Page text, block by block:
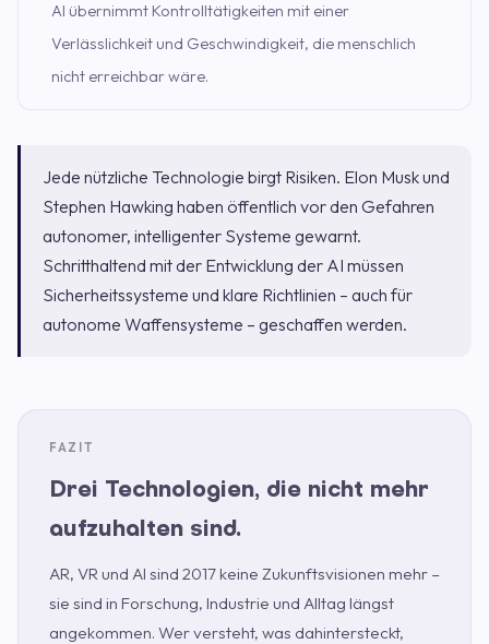
AI übernimmt Kontrolltätigkeiten mit einer
Verlässlichkeit und Geschwindigkeit, die menschlich
nicht erreichbar wäre.
Jede nützliche Technologie birgt Risiken. Elon Musk und
Stephen Hawking haben öffentlich vor den Gefahren
autonomer, intelligenter Systeme gewarnt.
Schritthaltend mit der Entwicklung der AI müssen
Sicherheitssysteme und klare Richtlinien – auch für
autonome Waffensysteme – geschaffen werden.
Drei Technologien, die nicht mehr
aufzuhalten sind.
AR, VR und AI sind 2017 keine Zukunftsvisionen mehr –
sie sind in Forschung, Industrie und Alltag längst
angekommen. Wer versteht, was dahintersteckt,